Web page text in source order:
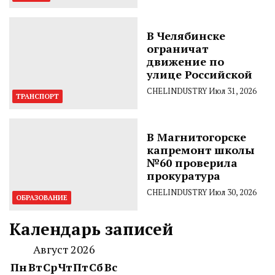
ТРАНСПОРТ
В Челябинске
ограничат
движение по
улице Российской
CHELINDUSTRYИюл 31, 2026
ОБРАЗОВАНИЕ
В Магнитогорске
капремонт школы
№60 проверила
прокуратура
CHELINDUSTRYИюл 30, 2026
Календарь записей
Август 2026
ПнВтСрЧтПтСбВс